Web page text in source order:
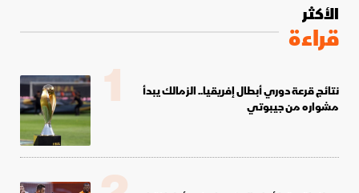
الأكثر
قراءة
نتائج قرعة دوري أبطال إفريقيا.. الزمالك يبدأ
مشواره من جيبوتي
1